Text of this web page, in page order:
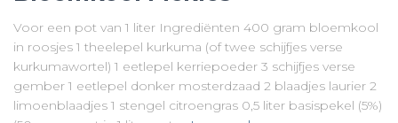
Voor een pot van 1 liter Ingrediënten 400 gram bloemkool
in roosjes 1 theelepel kurkuma (of twee schijfjes verse
kurkumawortel) 1 eetlepel kerriepoeder 3 schijfjes verse
gember 1 eetlepel donker mosterdzaad 2 blaadjes laurier 2
limoenblaadjes 1 stengel citroengras 0,5 liter basispekel (5%)